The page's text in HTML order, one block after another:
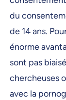
du
de 14 ans.
énorme
sont pas
chercheuses
avec la